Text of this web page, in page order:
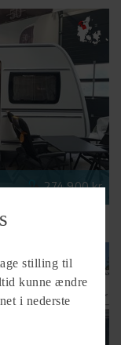
274.900 kr.
stilling til
kunne ændre
i nederste